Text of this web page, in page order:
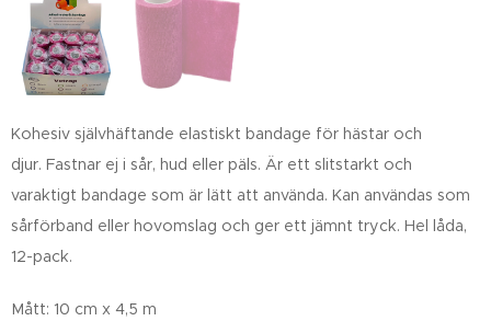
Kohesiv självhäftande elastiskt bandage för hästar och
djur. Fastnar ej i sår, hud eller päls. Är ett slitstarkt och
varaktigt bandage som är lätt att använda. Kan användas som
sårförband eller hovomslag och ger ett jämnt tryck. Hel låda,
12-pack.
Mått: 10 cm x 4,5 m